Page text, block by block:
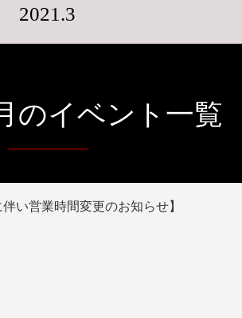
2021.3
のイベント一覧
い営業時間変更のお知らせ】